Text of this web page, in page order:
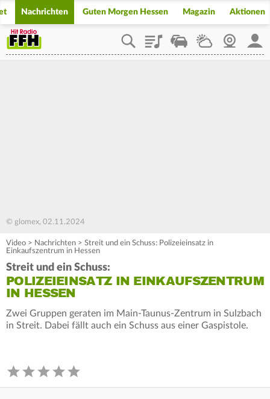
Nachrichten Guten Morgen Hessen Magazin Aktionen
PlaylistStaupilotWetterWebcam
© glomex, 02.11.2024
Video > Nachrichten > Streit und ein Schuss: Polizeieinsatz in
Einkaufszentrum in Hessen
Streit und ein Schuss:
POLIZEIEINSATZ IN EINKAUFSZENTRUM
IN HESSEN
Zwei Gruppen geraten im Main-Taunus-Zentrum in Sulzbach
in Streit. Dabei fällt auch ein Schuss aus einer Gaspistole.